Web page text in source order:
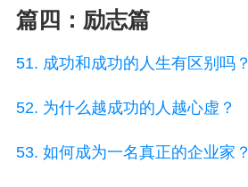
篇四：励志篇
51. 成功和成功的人生有区别吗？
52. 为什么越成功的人越心虚？
53. 如何成为一名真正的企业家？